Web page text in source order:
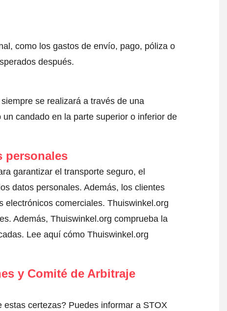
como los gastos de envío, pago, póliza o
después.
se realizará a través de una
candado en la parte superior o inferior de
personales
garantizar el transporte seguro, el
datos personales. Además, los clientes
electrónicos comerciales. Thuiswinkel.org
Además, Thuiswinkel.org comprueba la
Lee aquí cómo Thuiswinkel.org
y Comité de Arbitraje
certezas? Puedes informar a STOX